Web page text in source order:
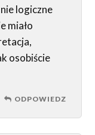
logiczne
miało
osobiście
ODPOWIEDZ